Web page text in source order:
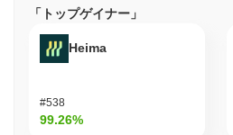
「トップゲイナー」
Heima
#538
99.26%